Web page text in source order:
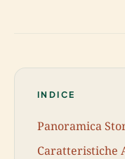
INDICE
Panoramica
Caratteristiche